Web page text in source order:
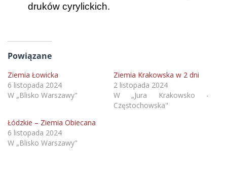
druków cyrylickich.
Powiązane
Ziemia Łowicka
6 listopada 2024
W „Blisko Warszawy"
Ziemia Krakowska w 2 dni
2 listopada 2024
W „Jura Krakowsko -
Częstochowska"
Łódzkie – Ziemia Obiecana
6 listopada 2024
W „Blisko Warszawy"